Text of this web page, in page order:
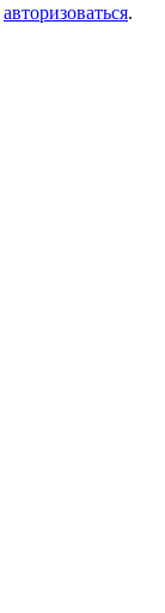
авторизоваться.